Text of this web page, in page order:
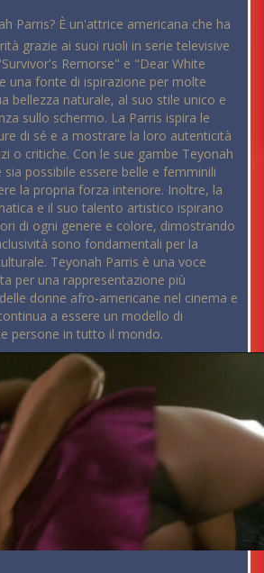
Parris? È un'attrice americana che ha
grazie ai suoi ruoli in serie televisive
Remorse" e "Dear White
una fonte di ispirazione per molte
bellezza naturale, al suo stile unico e
sullo schermo. La Parris ispira le
di sé e a mostrare la loro autenticità
o critiche. Con le sue gambe Teyonah
possibile essere belle e femminili
la propria forza interiore. Inoltre, la
e il suo talento artistico ispirano
di ogni genere e colore, dimostrando
sono fondamentali per la
Teyonah Parris è una voce
per una rappresentazione più
donne afro-americane nel cinema e
a essere un modello di
persone in tutto il mondo.